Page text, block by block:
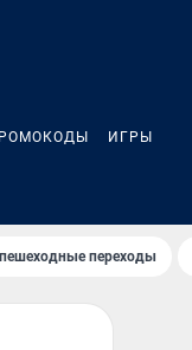
ИГРЫ
переходы